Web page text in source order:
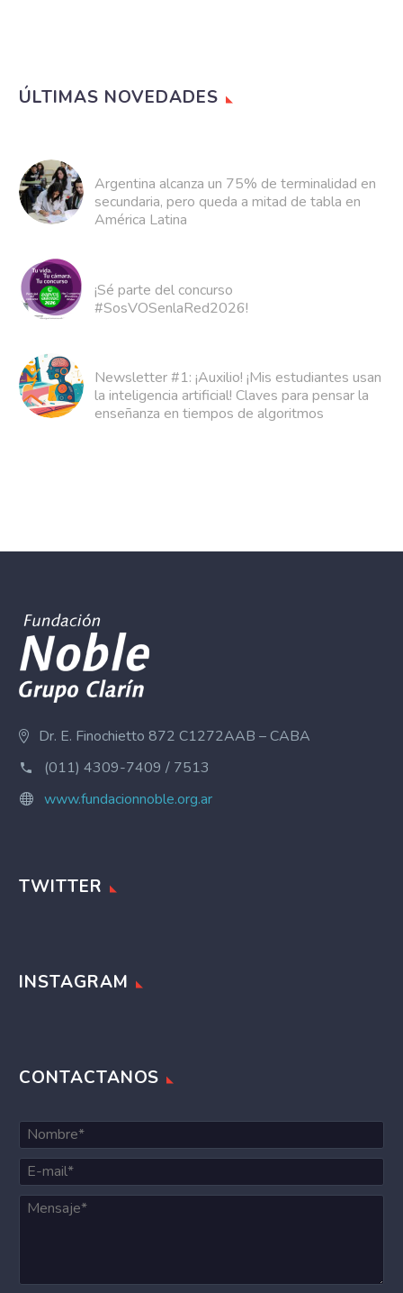
ÚLTIMAS NOVEDADES
Argentina alcanza un 75% de terminalidad en
secundaria, pero queda a mitad de tabla en
América Latina
¡Sé parte del concurso
#SosVOSenlaRed2026!
Newsletter #1: ¡Auxilio! ¡Mis estudiantes usan
la inteligencia artificial! Claves para pensar la
enseñanza en tiempos de algoritmos
Dr. E. Finochietto 872 C1272AAB – CABA
(011) 4309-7409 / 7513
www.fundacionnoble.org.ar
TWITTER
INSTAGRAM
CONTACTANOS